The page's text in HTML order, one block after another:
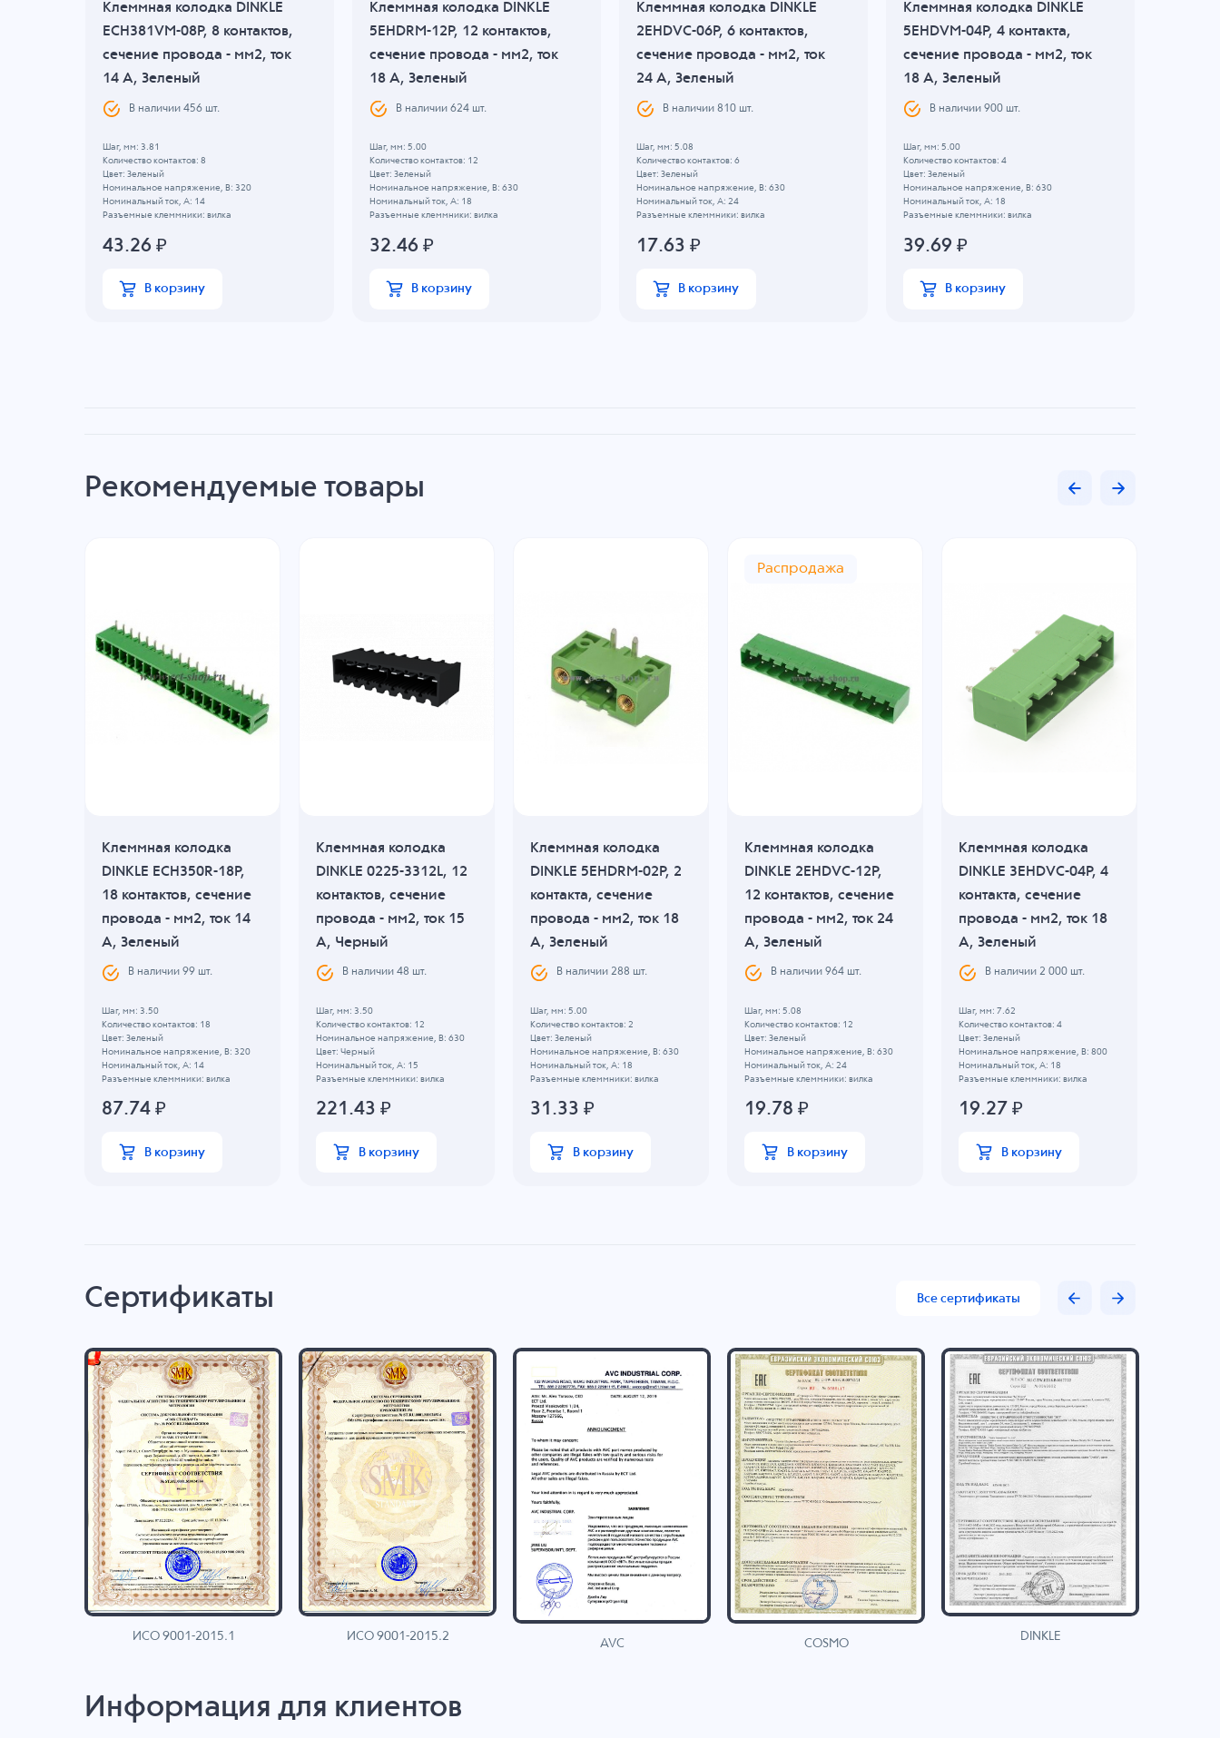
Клеммная колодка DINKLE
ECH381VM-08P, 8 контактов,
сечение провода - мм2, ток
14 A, Зеленый
В наличии 456шт.
Шаг, мм: 3.81
Количество контактов: 8
Цвет: Зеленый
Номинальное напряжение, B: 320
Номинальный ток, А: 14
Разъемные клеммники: вилка
43.26 ₽
В корзину
Клеммная колодка DINKLE
5EHDRM-12P, 12 контактов,
сечение провода - мм2, ток
18 A, Зеленый
В наличии 624шт.
Шаг, мм: 5.00
Количество контактов: 12
Цвет: Зеленый
Номинальное напряжение, B: 630
Номинальный ток, А: 18
Разъемные клеммники: вилка
32.46 ₽
В корзину
Клеммная колодка DINKLE
2EHDVC-06P, 6 контактов,
сечение провода - мм2, ток
24 A, Зеленый
В наличии 810шт.
Шаг, мм: 5.08
Количество контактов: 6
Цвет: Зеленый
Номинальное напряжение, B: 630
Номинальный ток, А: 24
Разъемные клеммники: вилка
17.63 ₽
В корзину
Клеммная колодка DINKLE
5EHDVM-04P, 4 контакта,
сечение провода - мм2, ток
18 A, Зеленый
В наличии 900шт.
Шаг, мм: 5.00
Количество контактов: 4
Цвет: Зеленый
Номинальное напряжение, B: 630
Номинальный ток, А: 18
Разъемные клеммники: вилка
39.69 ₽
В корзину
Рекомендуемые товары
Клеммная колодка
DINKLE ECH350R-18P,
18 контактов, сечение
провода - мм2, ток 14
A, Зеленый
В наличии99 шт.
Шаг, мм: 3.50
Количество контактов: 18
Цвет: Зеленый
Номинальное напряжение, B: 320
Номинальный ток, А: 14
Разъемные клеммники: вилка
87.74₽
В корзину
Клеммная колодка
DINKLE 0225-3312L, 12
контактов, сечение
провода - мм2, ток 15
A, Черный
В наличии48 шт.
Шаг, мм: 3.50
Количество контактов: 12
Номинальное напряжение, B: 630
Цвет: Черный
Номинальный ток, А: 15
Разъемные клеммники: вилка
221.43 ₽
В корзину
Клеммная колодка
DINKLE 5EHDRM-02P, 2
контакта, сечение
провода - мм2, ток 18
A, Зеленый
В наличии288 шт.
Шаг, мм: 5.00
Количество контактов: 2
Цвет: Зеленый
Номинальное напряжение, B: 630
Номинальный ток, А: 18
Разъемные клеммники: вилка
31.33 ₽
В корзину
Распродажа
Клеммная колодка
DINKLE 2EHDVC-12P,
12 контактов, сечение
провода - мм2, ток 24
A, Зеленый
В наличии964 шт.
Шаг, мм: 5.08
Количество контактов: 12
Цвет: Зеленый
Номинальное напряжение, B: 630
Номинальный ток, А: 24
Разъемные клеммники: вилка
19.78 ₽
В корзину
Клеммная колодка
DINKLE 3EHDVC-04P, 4
контакта, сечение
провода - мм2, ток 18
A, Зеленый
В наличии2 000 шт.
Шаг, мм: 7.62
Количество контактов: 4
Цвет: Зеленый
Номинальное напряжение, B: 800
Номинальный ток, А: 18
Разъемные клеммники: вилка
19.27 ₽
В корзину
Сертификаты Все сертификаты
ИСО 9001-2015.1 ИСО 9001-2015.2
AVC COSMO
DINKLE
Информация для клиентов